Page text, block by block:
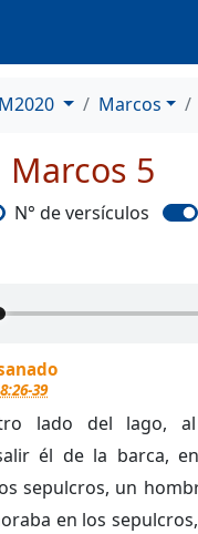
Marcos
Marcos 5
N° de versículos
39
lado del lago,
él de la barca,
sepulcros, un
en los